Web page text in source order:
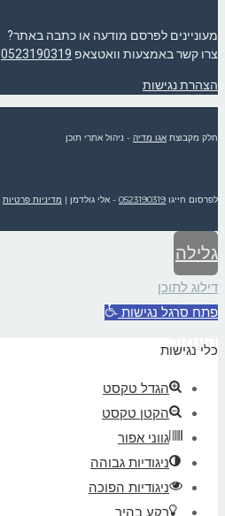
מעוניינים לפרסם מודעה או כתבה באתר?
צרו קשר באמצעות וואטצאפ 0523190319
הצהרת נגישות
חלק מקבוצת אגו מדיה - ניהול אתרי תוכן
לפרסום חייגו 0523190319 - אלי גולדמן | מדיניות פרטיות
גלילה
לראש
העמוד
דילוג לתוכן
פתח סרגל נגישות
כלי נגישות
הגדל טקסט
הקטן טקסט
גווני אפור
ניגודיות גבוהה
ניגודיות הפוכה
רקע בהיר